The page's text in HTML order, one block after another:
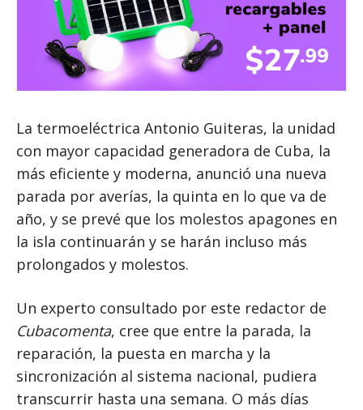
La termoeléctrica Antonio Guiteras, la unidad
con mayor capacidad generadora de Cuba, la
más eficiente y moderna, anunció una nueva
parada por averías, la quinta en lo que va de
año, y se prevé que los molestos apagones en
la isla continuarán y se harán incluso más
prolongados y molestos.
Un experto consultado por este redactor de
Cubacomenta, cree que entre la parada, la
reparación, la puesta en marcha y la
sincronización al sistema nacional, pudiera
transcurrir hasta una semana. O más días